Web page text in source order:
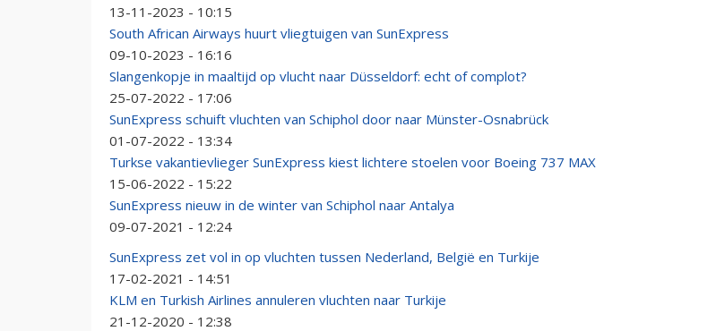
13-11-2023 - 10:15
South African Airways huurt vliegtuigen van SunExpress
09-10-2023 - 16:16
Slangenkopje in maaltijd op vlucht naar Düsseldorf: echt of complot?
25-07-2022 - 17:06
SunExpress schuift vluchten van Schiphol door naar Münster-Osnabrück
01-07-2022 - 13:34
Turkse vakantievlieger SunExpress kiest lichtere stoelen voor Boeing 737 MAX
15-06-2022 - 15:22
SunExpress nieuw in de winter van Schiphol naar Antalya
09-07-2021 - 12:24
SunExpress zet vol in op vluchten tussen Nederland, België en Turkije
17-02-2021 - 14:51
KLM en Turkish Airlines annuleren vluchten naar Turkije
21-12-2020 - 12:38